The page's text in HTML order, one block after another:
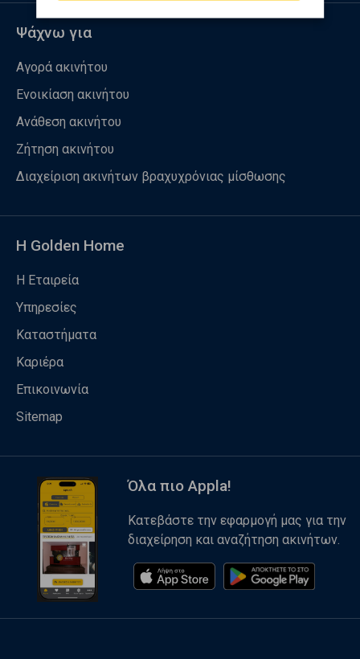
Ψάχνω για
Αγορά ακινήτου
Ενοικίαση ακινήτου
Ανάθεση ακινήτου
Ζήτηση ακινήτου
Διαχείριση ακινήτων βραχυχρόνιας μίσθωσης
Η Golden Home
Η Εταιρεία
Υπηρεσίες
Καταστήματα
Καριέρα
Επικοινωνία
Sitemap
Όλα πιο Appla!
Κατεβάστε την εφαρμογή μας για την
διαχείρηση και αναζήτηση ακινήτων.